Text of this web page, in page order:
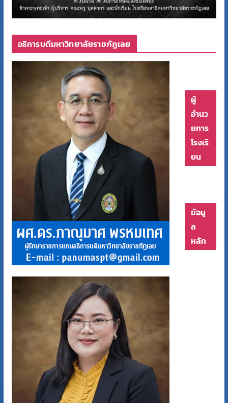
อธิการบดีมหาวิทยาลัยราชภัฏเลย
ผู้
อำนว
ยการ
โรงเรี
ยน
ข้อมู
ล
หลัก